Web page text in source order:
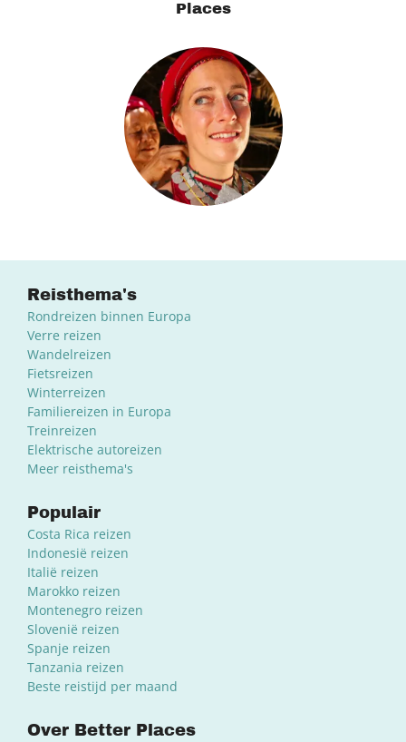
Places
Reisthema's
Rondreizen binnen Europa
Verre reizen
Wandelreizen
Fietsreizen
Winterreizen
Familiereizen in Europa
Treinreizen
Elektrische autoreizen
Meer reisthema's
Populair
Costa Rica reizen
Indonesië reizen
Italië reizen
Marokko reizen
Montenegro reizen
Slovenië reizen
Spanje reizen
Tanzania reizen
Beste reistijd per maand
Over Better Places